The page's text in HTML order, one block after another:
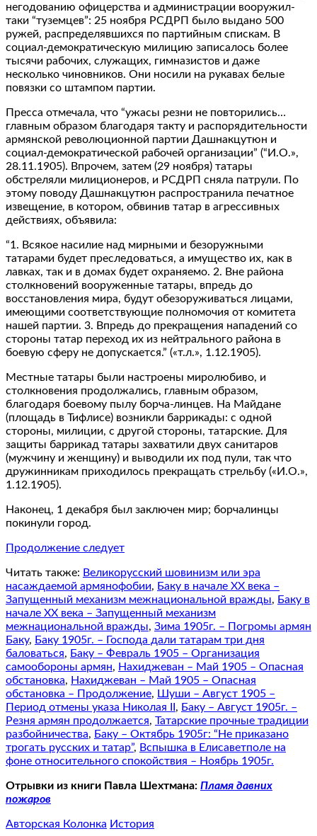
негодованию офицерства и администрации вооружил-
таки “туземцев”: 25 ноября РСДРП было выдано 500
ружей, распределявшихся по партийным спискам. В
социал-демократическую милицию записалось более
тысячи рабочих, служащих, гимназистов и даже
несколько чиновников. Они носили на рукавах белые
повязки со штампом партии.
Пресса отмечала, что “ужасы резни не повторились…
главным образом благодаря такту и распорядительности
армянской революционной партии Дашнакцутюн и
социал-демократической рабочей организации” (“И.О.»,
28.11.1905). Впрочем, затем (29 ноября) татары
обстреляли милиционеров, и РСДРП сняла патрули. По
этому поводу Дашнакцутюн распространила печатное
извещение, в котором, обвинив татар в агрессивных
действиях, объявила:
“1. Всякое насилие над мирными и безоружными
татарами будет преследоваться, а имущество их, как в
лавках, так и в домах будет охраняемо. 2. Вне района
столкновений вооруженные татары, впредь до
восстановления мира, будут обезоруживаться лицами,
имеющими соответствующие полномочия от комитета
нашей партии. 3. Впредь до прекращения нападений со
стороны татар переход их из нейтрального района в
боевую сферу не допускается.” («т.л.», 1.12.1905).
Местные татары были настроены миролюбиво, и
столкновения продолжались, главным образом,
благодаря боевому пылу борча-линцев. На Майдане
(площадь в Тифлисе) возникли баррикады: с одной
стороны, милиции, с другой стороны, татарские. Для
защиты баррикад татары захватили двух санитаров
(мужчину и женщину) и выводили их под пули, так что
дружинникам приходилось прекращать стрельбу («И.О.»,
1.12.1905).
Наконец, 1 декабря был заключен мир; борчалинцы
покинули город.
Продолжение следует
Читать также: Великорусский шовинизм или эра
насаждаемой армянофобии, Баку в начале XX века –
Запущенный механизм межнациональной вражды, Баку в
начале XX века – Запущенный механизм
межнациональной вражды, Зима 1905г. – Погромы армян
Баку, Баку 1905г. – Господа дали татарам три дня
баловаться, Баку – Февраль 1905 – Организация
самообороны армян, Нахиджеван – Май 1905 – Опасная
обстановка, Нахиджеван – Май 1905 – Опасная
обстановка – Продолжение, Шуши – Август 1905 –
Период отмены указа Николая II , Баку – Август 1905г. –
Резня армян продолжается, Татарские прочные традиции
разбойничества, Баку – Октябрь 1905г: “Не приказано
трогать русских и татар”, Вспышка в Елисаветполе на
фоне относительного спокойствия – Ноябрь 1905г.
Отрывки из книги Павла Шехтмана: Пламя давних
пожаров
Авторская Колонка История